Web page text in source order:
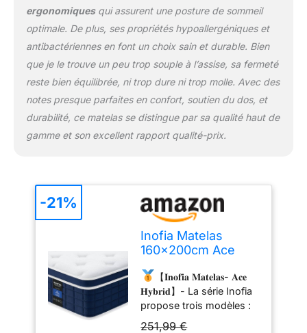
doté de deux couches
de confort, conçu pour
ceux qui préfèrent la
sensation ferme d'un
matelas en mousse
mémoire.La couche
inférieure StabilFoam,
associée à une mousse
de soutien haute densité
et un système de
évitant l'affaissement et
les déformations pour
une durabilité accrue.
【Besta-ressorts &
matelas Ace Hybride
combine des ressorts
ensachés Besta et un
noyau ergonomique 7
ergonomiquesqui assurent une posture de sommeil
optimale. De plus, ses propriétés hypoallergéniques et
antibactériennes en font un choix sain et durable. Bien
que je le trouve un peu trop souple à l’assise, sa fermeté
reste bien équilibrée, ni trop dure ni trop molle. Avec des
notes presque parfaites en confort, soutien du dos, et
durabilité, ce matelas se distingue par sa qualité haut de
gamme et son excellent rapport qualité-prix.
Inofia Matelas
160×200cm Ace
cm H3 Ferme avec
Mousse à Mémoire
de Forme
Respirante et
【𝐈𝐧𝐨𝐟𝐢𝐚 𝐌𝐚𝐭𝐞𝐥𝐚𝐬- 𝐀𝐜𝐞
𝐇𝐲𝐛𝐫𝐢𝐝】- La série Inofia
propose trois modèles :
Ace Hybrid Firm， Ace
251,99 €
-21%